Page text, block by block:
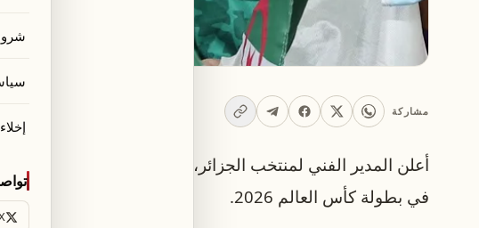
مشاركة
في بطولة كأس العالم 2026.